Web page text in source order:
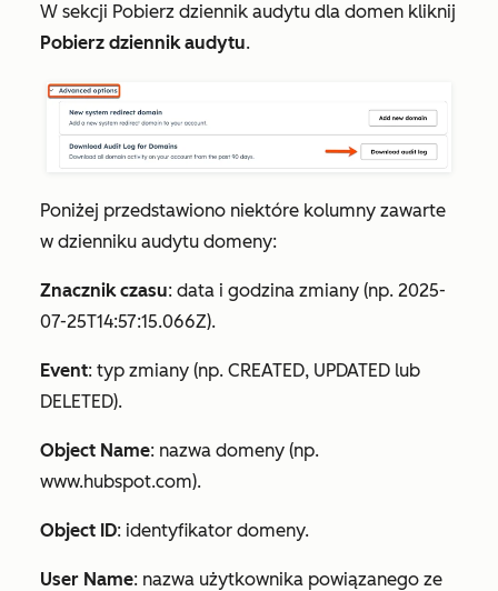
W sekcji Pobierz dziennik audytu dla domen kliknij
Pobierz dziennik audytu.
Poniżej przedstawiono niektóre kolumny zawarte
w dzienniku audytu domeny:
Znacznik czasu: data i godzina zmiany (np. 2025-
07-25T14:57:15.066Z).
Event: typ zmiany (np. CREATED, UPDATED lub
DELETED).
Object Name: nazwa domeny (np.
www.hubspot.com).
Object ID: identyfikator domeny.
User Name: nazwa użytkownika powiązanego ze